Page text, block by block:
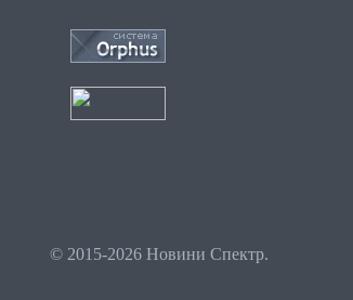
© 2015-2026 Новини Спектр.